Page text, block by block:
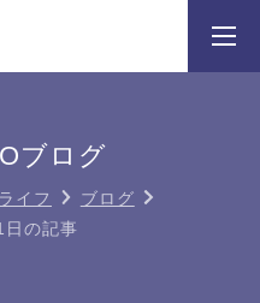
オープンキャンパス
ブログ
イフ
ブログ
の記事